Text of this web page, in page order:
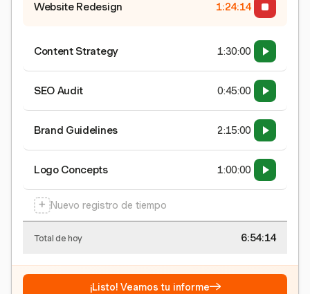
Website Redesign 1:24:15
Content Strategy 1:30:00
SEO Audit 0:45:00
Brand Guidelines 2:15:00
Logo Concepts 1:00:00
+ Nuevo registro de tiempo
Total de hoy 6:54:15
¡Listo! Veamos tu informe→